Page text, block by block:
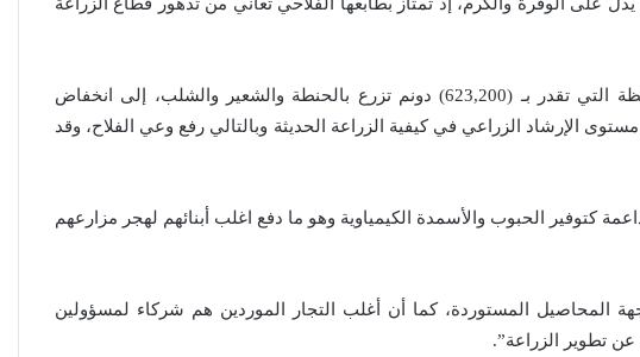
ويبرر صفاء الجنابي مدير زراعة الديوانية تدهور مساحة الأراضي المستغلة للزراعة في المحافظة التي تقدر بـ (623,200) دونم تزرع بالحنطة والشعير والشلب، إلى انخفاض
الإرشاد الزراعي في كيفية الزراعة الحديثة وبالتالي رفع وعي الفلاح، وقد
كتوفير الحبوب والأسمدة الكيمياوية وهو ما دفع اغلب أبنائهم لهجر مزارعهم
المحاصيل المستوردة، كما أن أغلب التجار الموردين هم شركاء لمسؤولين
عن تطوير الزراعة”.